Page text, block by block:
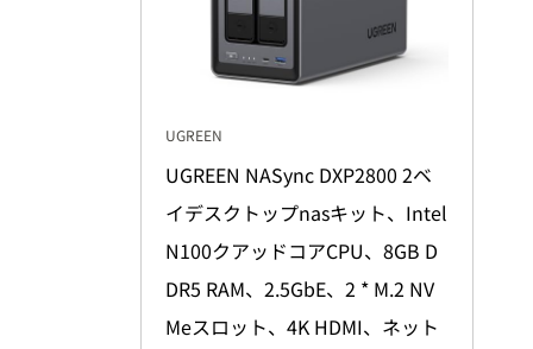
UGREEN
UGREEN NASync DXP2800 2ベ
イデスクトップnasキット、Intel
N100クアッドコアCPU、8GB D
DR5 RAM、2.5GbE、2 * M.2 NV
Meスロット、4K HDMI、ネット